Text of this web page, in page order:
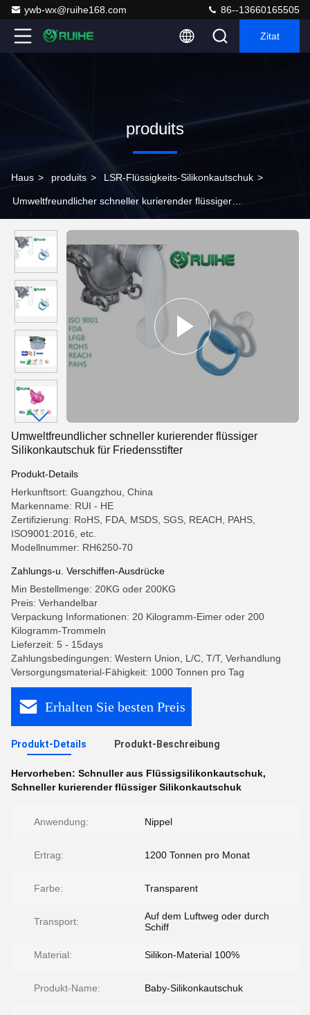
ywb-wx@ruihe168.com 86--13660165505
Zitat
produits
Haus > produits > LSR-Flüssigkeits-Silikonkautschuk >
Umweltfreundlicher schneller kurierender flüssiger
Umweltfreundlicher schneller kurierender flüssiger
Silikonkautschuk für Friedensstifter
Produkt-Details
Herkunftsort: Guangzhou, China
Markenname: RUI - HE
Zertifizierung: RoHS, FDA, MSDS, SGS, REACH, PAHS,
ISO9001:2016, etc.
Modellnummer: RH6250-70
Zahlungs-u. Verschiffen-Ausdrücke
Min Bestellmenge: 20KG oder 200KG
Preis: Verhandelbar
Verpackung Informationen: 20 Kilogramm-Eimer oder 200
Kilogramm-Trommeln
Lieferzeit: 5 - 15days
Zahlungsbedingungen: Western Union, L/C, T/T, Verhandlung
Versorgungsmaterial-Fähigkeit: 1000 Tonnen pro Tag
Erhalten Sie besten Preis
Produkt-Details Produkt-Beschreibung
Hervorheben: Schnuller aus Flüssigsilikonkautschuk,
Schneller kurierender flüssiger Silikonkautschuk
Anwendung: Nippel
Ertrag: 1200 Tonnen pro Monat
Farbe: Transparent
Transport:
Auf dem Luftweg oder durch
Schiff
Material: Silikon-Material 100%
Produkt-Name: Baby-Silikonkautschuk